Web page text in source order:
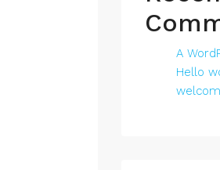
A
Hello